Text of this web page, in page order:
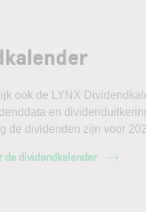
ook de LYNX
en
de dividenden zijn voor
de dividendkalender